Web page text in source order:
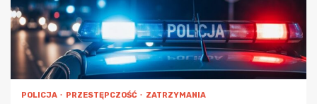
POLICJA PRZESTĘPCZOŚĆ ZATRZYMANIA